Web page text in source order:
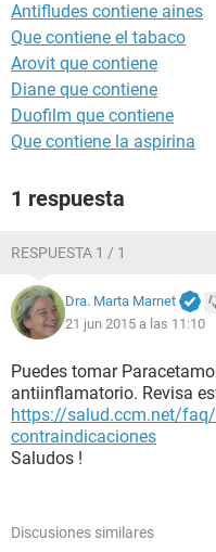
Antifludes contiene aines
Que contiene el tabaco
Arovit que contiene
Diane que contiene
Duofilm que contiene
Que contiene la aspirina
1 respuesta
RESPUESTA 1 / 1
Dra. Marta Marnet
21 jun 2015 a las 11:10
Puedes tomar
antiinflamatorio. Revisa
https://salud.ccm.net/
contraindicaciones
Saludos !
Discusiones similares